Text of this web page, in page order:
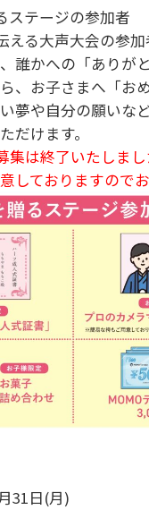
ステージの参加者
える大声大会の参
誰かへの「ありがと
、お子さまへ「おめ
夢や自分の願いな
だけます。
集は終了いたしま
しておりますので
31日(月)